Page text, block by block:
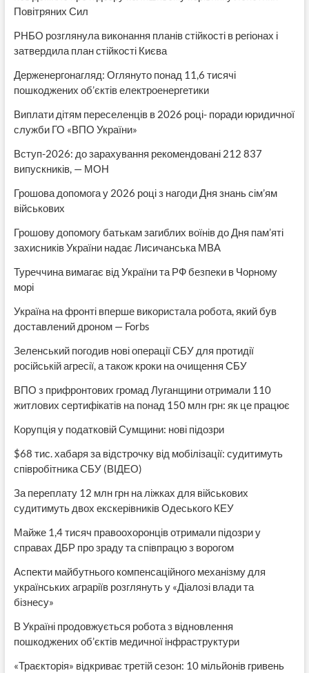
Повітряних Сил
РНБО розглянула виконання планів стійкості в регіонах і
затвердила план стійкості Києва
Держенергонагляд: Оглянуто понад 11,6 тисячі
пошкоджених об’єктів електроенергетики
Виплати дітям переселенців в 2026 році- поради юридичної
служби ГО «ВПО України»
Вступ-2026: до зарахування рекомендовані 212 837
випускників, — МОН
Грошова допомога у 2026 році з нагоди Дня знань сім’ям
військових
Грошову допомогу батькам загиблих воїнів до Дня пам’яті
захисників України надає Лисичанська МВА
Туреччина вимагає від України та РФ безпеки в Чорному
морі
Україна на фронті вперше використала робота, який був
доставлений дроном — Forbs
Зеленський погодив нові операції СБУ для протидії
російській агресії, а також кроки на очищення СБУ
ВПО з прифронтових громад Луганщини отримали 110
житлових сертифікатів на понад 150 млн грн: як це працює
Корупція у податковій Сумщини: нові підозри
$68 тис. хабаря за відстрочку від мобілізації: судитимуть
співробітника СБУ (ВІДЕО)
За переплату 12 млн грн на ліжках для військових
судитимуть двох екскерівників Одеського КЕУ
Майже 1,4 тисяч правоохоронців отримали підозри у
справах ДБР про зраду та співпрацю з ворогом
Аспекти майбутнього компенсаційного механізму для
українських аграріїв розглянуть у «Діалозі влади та
бізнесу»
В Україні продовжується робота з відновлення
пошкоджених об’єктів медичної інфраструктури
«Траєкторія» відкриває третій сезон: 10 мільйонів гривень